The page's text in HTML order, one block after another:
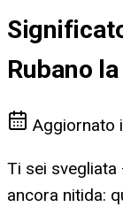
Rubano
Aggiornato
Ti sei
ancora nitida: